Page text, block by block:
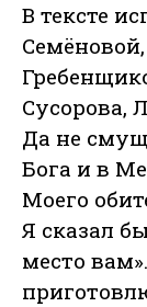
В тексте
Сусорова,
Да не
Бога и в
Моего
Я сказал
место